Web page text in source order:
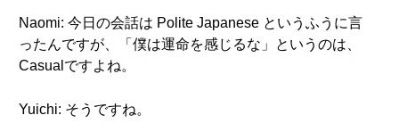
Naomi: 今日の会話は Polite Japanese というふうに言
ったんですが、「僕は運命を感じるな」というのは、
Casualですよね。
Yuichi: そうですね。